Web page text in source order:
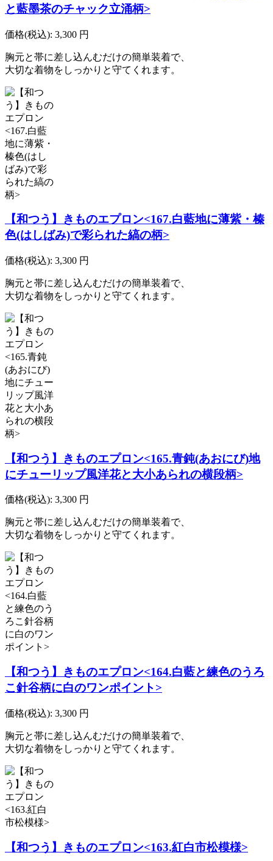
と藍墨茶のチャック立涌柄>
価格(税込): 3,300 円
胸元と帯に差し込んむだけの簡単装着で、
大切な着物をしっかりと守てくれます。
【和つう】きものエプロン<167.白藍地に薄紫・榛
色(はしばみ)で彩られた縞の柄>
価格(税込): 3,300 円
胸元と帯に差し込んむだけの簡単装着で、
大切な着物をしっかりと守てくれます。
【和つう】きものエプロン<165.青鈍(あおにび)地
にチューリップ風洋花と大小あられの横段柄>
価格(税込): 3,300 円
胸元と帯に差し込んむだけの簡単装着で、
大切な着物をしっかりと守てくれます。
【和つう】きものエプロン<164.白藍と練色のうろ
こ針谷柄に白のワンポイント>
価格(税込): 3,300 円
胸元と帯に差し込んむだけの簡単装着で、
大切な着物をしっかりと守てくれます。
【和つう】きものエプロン<163.紅白市松模様>